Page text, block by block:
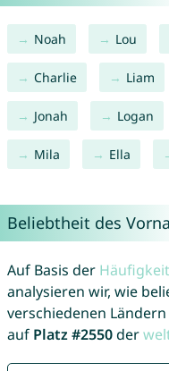
Noah Lou
Charlie Liam
Jonah Logan
Mila Ella
Beliebtheit des
Auf Basis der
analysieren wir, wie
verschiedenen
auf Platz #2550der